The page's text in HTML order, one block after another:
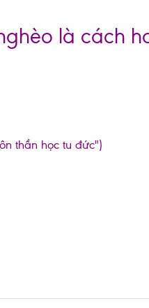
là cách
thần học tu đức")